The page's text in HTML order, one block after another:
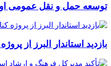
توسعه حمل و نقل عمومی
بازدید استاندار البرز از